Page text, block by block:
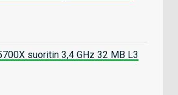
suoritin 3,4 GHz 32 MB L3